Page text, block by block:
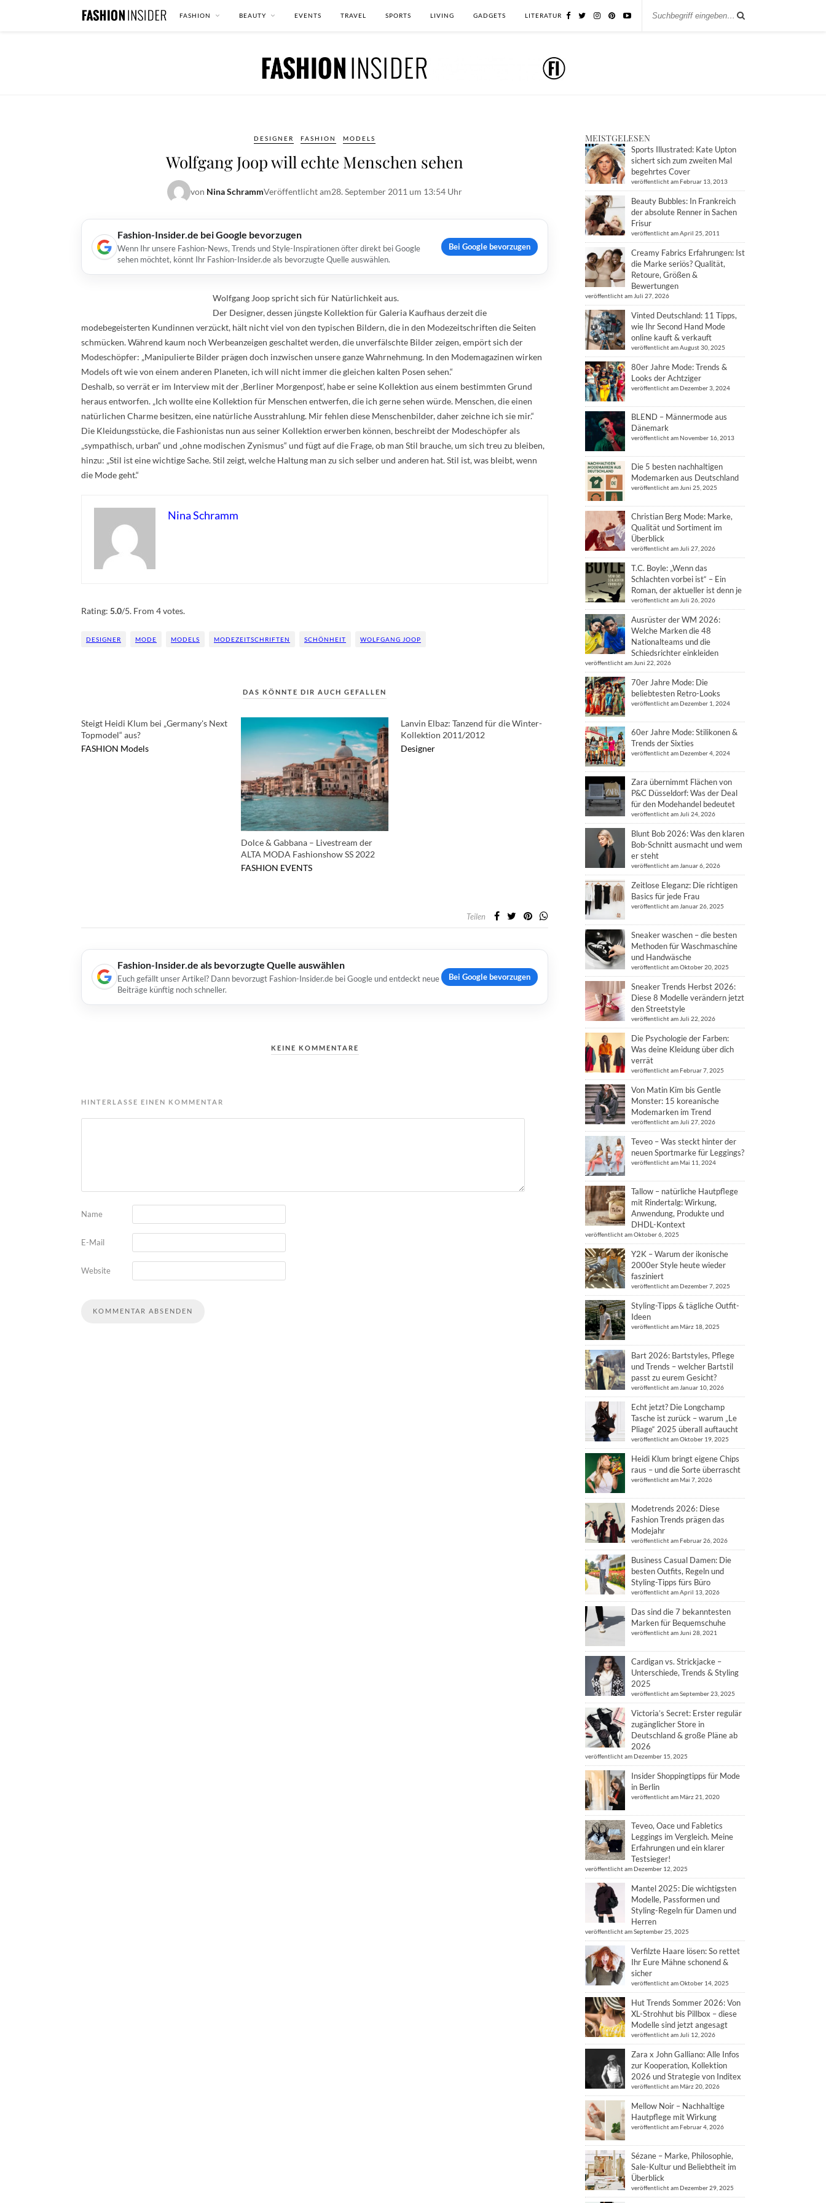
FASHION BEAUTY EVENTS TRAVEL SPORTS LIVING GADGETS LITERATUR
DESIGNER FASHION MODELS
Wolfgang Joop will echte Menschen sehen
von Nina SchrammVeröffentlicht am28. September 2011 um 13:54 Uhr
Fashion-Insider.de bei Google bevorzugen
Wenn Ihr unsere Fashion-News, Trends und Style-Inspirationen öfter direkt bei Google
sehen möchtet, könnt Ihr Fashion-Insider.de als bevorzugte Quelle auswählen.
Bei Google bevorzugen
Wolfgang Joop spricht sich für Natürlichkeit aus.
Der Designer, dessen jüngste Kollektion für Galeria Kaufhaus derzeit die
modebegeisterten Kundinnen verzückt, hält nicht viel von den typischen Bildern, die in den Modezeitschriften die Seiten
schmücken. Während kaum noch Werbeanzeigen geschaltet werden, die unverfälschte Bilder zeigen, empört sich der
Modeschöpfer: „Manipulierte Bilder prägen doch inzwischen unsere ganze Wahrnehmung. In den Modemagazinen wirken
Models oft wie von einem anderen Planeten, ich will nicht immer die gleichen kalten Posen sehen.“
Deshalb, so verrät er im Interview mit der ‚Berliner Morgenpost‘, habe er seine Kollektion aus einem bestimmten Grund
heraus entworfen. „Ich wollte eine Kollektion für Menschen entwerfen, die ich gerne sehen würde. Menschen, die einen
natürlichen Charme besitzen, eine natürliche Ausstrahlung. Mir fehlen diese Menschenbilder, daher zeichne ich sie mir.“
Die Kleidungsstücke, die Fashionistas nun aus seiner Kollektion erwerben können, beschreibt der Modeschöpfer als
„sympathisch, urban“ und „ohne modischen Zynismus“ und fügt auf die Frage, ob man Stil brauche, um sich treu zu bleiben,
hinzu: „Stil ist eine wichtige Sache. Stil zeigt, welche Haltung man zu sich selber und anderen hat. Stil ist, was bleibt, wenn
die Mode geht.“
Nina Schramm
Rating: 5.0/5. From 4 votes.
DESIGNER MODE MODELS MODEZEITSCHRIFTEN SCHÖNHEIT WOLFGANG JOOP
DAS KÖNNTE DIR AUCH GEFALLEN
Steigt Heidi Klum bei „Germany's Next
Topmodel“ aus?
FASHION Models
Dolce & Gabbana – Livestream der
ALTA MODA Fashionshow SS 2022
FASHION EVENTS
Lanvin Elbaz: Tanzend für die Winter-
Kollektion 2011/2012
Designer
Teilen
Fashion-Insider.de als bevorzugte Quelle auswählen
Euch gefällt unser Artikel? Dann bevorzugt Fashion-Insider.de bei Google und entdeckt neue
Beiträge künftig noch schneller.
Bei Google bevorzugen
KEINE KOMMENTARE
HINTERLASSE EINEN KOMMENTAR
Name
E-Mail
Website
MEISTGELESEN
Sports Illustrated: Kate Upton
sichert sich zum zweiten Mal
begehrtes Cover
veröffentlicht am Februar 13, 2013
Beauty Bubbles: In Frankreich
der absolute Renner in Sachen
Frisur
veröffentlicht am April 25, 2011
Creamy Fabrics Erfahrungen: Ist
die Marke seriös? Qualität,
Retoure, Größen &
Bewertungen
veröffentlicht am Juli 27, 2026
Vinted Deutschland: 11 Tipps,
wie Ihr Second Hand Mode
online kauft & verkauft
veröffentlicht am August 30, 2025
80er Jahre Mode: Trends &
Looks der Achtziger
veröffentlicht am Dezember 3, 2024
BLEND – Männermode aus
Dänemark
veröffentlicht am November 16, 2013
Die 5 besten nachhaltigen
Modemarken aus Deutschland
veröffentlicht am Juni 25, 2025
Christian Berg Mode: Marke,
Qualität und Sortiment im
Überblick
veröffentlicht am Juli 27, 2026
T.C. Boyle: „Wenn das
Schlachten vorbei ist“ – Ein
Roman, der aktueller ist denn je
veröffentlicht am Juli 26, 2026
Ausrüster der WM 2026:
Welche Marken die 48
Nationalteams und die
Schiedsrichter einkleiden
veröffentlicht am Juni 22, 2026
70er Jahre Mode: Die
beliebtesten Retro-Looks
veröffentlicht am Dezember 1, 2024
60er Jahre Mode: Stilikonen &
Trends der Sixties
veröffentlicht am Dezember 4, 2024
Zara übernimmt Flächen von
P&C Düsseldorf: Was der Deal
für den Modehandel bedeutet
veröffentlicht am Juli 24, 2026
Blunt Bob 2026: Was den klaren
Bob-Schnitt ausmacht und wem
er steht
veröffentlicht am Januar 6, 2026
Zeitlose Eleganz: Die richtigen
Basics für jede Frau
veröffentlicht am Januar 26, 2025
Sneaker waschen – die besten
Methoden für Waschmaschine
und Handwäsche
veröffentlicht am Oktober 20, 2025
Sneaker Trends Herbst 2026:
Diese 8 Modelle verändern jetzt
den Streetstyle
veröffentlicht am Juli 22, 2026
Die Psychologie der Farben:
Was deine Kleidung über dich
verrät
veröffentlicht am Februar 7, 2025
Von Matin Kim bis Gentle
Monster: 15 koreanische
Modemarken im Trend
veröffentlicht am Juli 27, 2026
Teveo – Was steckt hinter der
neuen Sportmarke für Leggings?
veröffentlicht am Mai 11, 2024
Tallow – natürliche Hautpflege
mit Rindertalg: Wirkung,
Anwendung, Produkte und
DHDL-Kontext
veröffentlicht am Oktober 6, 2025
Y2K – Warum der ikonische
2000er Style heute wieder
fasziniert
veröffentlicht am Dezember 7, 2025
Styling-Tipps & tägliche Outfit-
Ideen
veröffentlicht am März 18, 2025
Bart 2026: Bartstyles, Pflege
und Trends – welcher Bartstil
passt zu eurem Gesicht?
veröffentlicht am Januar 10, 2026
Echt jetzt? Die Longchamp
Tasche ist zurück – warum „Le
Pliage“ 2025 überall auftaucht
veröffentlicht am Oktober 19, 2025
Heidi Klum bringt eigene Chips
raus – und die Sorte überrascht
veröffentlicht am Mai 7, 2026
Modetrends 2026: Diese
Fashion Trends prägen das
Modejahr
veröffentlicht am Februar 26, 2026
Business Casual Damen: Die
besten Outfits, Regeln und
Styling-Tipps fürs Büro
veröffentlicht am April 13, 2026
Das sind die 7 bekanntesten
Marken für Bequemschuhe
veröffentlicht am Juni 28, 2021
Cardigan vs. Strickjacke –
Unterschiede, Trends & Styling
2025
veröffentlicht am September 23, 2025
Victoria’s Secret: Erster regulär
zugänglicher Store in
Deutschland & große Pläne ab
2026
veröffentlicht am Dezember 15, 2025
Insider Shoppingtipps für Mode
in Berlin
veröffentlicht am März 21, 2020
Teveo, Oace und Fabletics
Leggings im Vergleich. Meine
Erfahrungen und ein klarer
Testsieger!
veröffentlicht am Dezember 12, 2025
Mantel 2025: Die wichtigsten
Modelle, Passformen und
Styling-Regeln für Damen und
Herren
veröffentlicht am September 25, 2025
Verfilzte Haare lösen: So rettet
Ihr Eure Mähne schonend &
sicher
veröffentlicht am Oktober 14, 2025
Hut Trends Sommer 2026: Von
XL-Strohhut bis Pillbox – diese
Modelle sind jetzt angesagt
veröffentlicht am Juli 12, 2026
Zara x John Galliano: Alle Infos
zur Kooperation, Kollektion
2026 und Strategie von Inditex
veröffentlicht am März 20, 2026
Mellow Noir – Nachhaltige
Hautpflege mit Wirkung
veröffentlicht am Februar 4, 2026
Sézane – Marke, Philosophie,
Sale-Kultur und Beliebtheit im
Überblick
veröffentlicht am Dezember 29, 2025